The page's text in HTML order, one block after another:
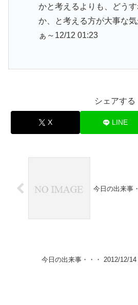
かと考えるよりも、どう
か、と考える方が大事な
ぁ～ 12/12 01:23
シェアする
X LINE
今日の出来事
今日の出来事・・・ 2012/12/14